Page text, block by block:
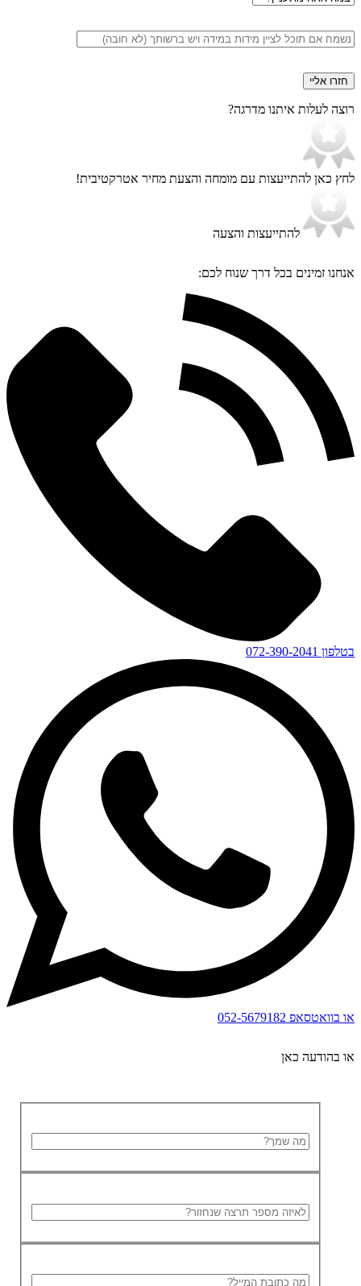
הערות
רוצה לעלות איתנו מדרגה?
לחץ כאן להתייעצות עם מומחה והצעת מחיר אטרקטיבית!
להתייעצות והצעה
אנחנו זמינים בכל דרך שנוח לכם:
בטלפון 072-390-2041
או בוואטסאפ 052-5679182
או בהודעה כאן